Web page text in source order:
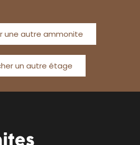
une autre ammonite
un autre étage